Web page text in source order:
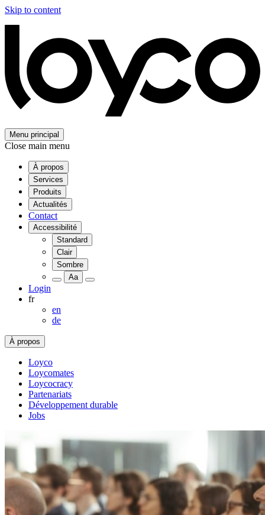
Skip to content
Menu principal
Close main menu
À propos
Services
Produits
Actualités
Contact
Accessibilité
Standard
Clair
Sombre
Aa
Login
fr
en
de
À propos
Loyco
Loycomates
Loycocracy
Partenariats
Développement durable
Jobs